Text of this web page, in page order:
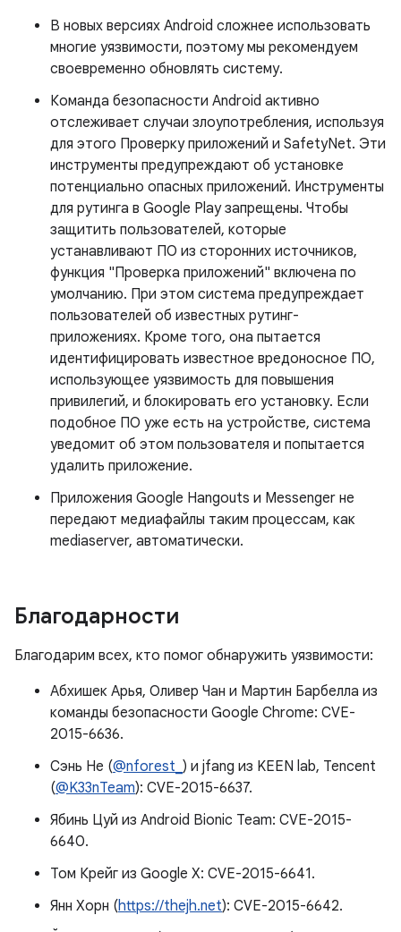
В новых версиях Android сложнее использовать
многие уязвимости, поэтому мы рекомендуем
своевременно обновлять систему.
Команда безопасности Android активно
отслеживает случаи злоупотребления, используя
для этого Проверку приложений и SafetyNet. Эти
инструменты предупреждают об установке
потенциально опасных приложений. Инструменты
для рутинга в Google Play запрещены. Чтобы
защитить пользователей, которые
устанавливают ПО из сторонних источников,
функция "Проверка приложений" включена по
умолчанию. При этом система предупреждает
пользователей об известных рутинг-
приложениях. Кроме того, она пытается
идентифицировать известное вредоносное ПО,
использующее уязвимость для повышения
привилегий, и блокировать его установку. Если
подобное ПО уже есть на устройстве, система
уведомит об этом пользователя и попытается
удалить приложение.
Приложения Google Hangouts и Messenger не
передают медиафайлы таким процессам, как
mediaserver, автоматически.
Благодарности
Благодарим всех, кто помог обнаружить уязвимости:
Абхишек Арья, Оливер Чан и Мартин Барбелла из
команды безопасности Google Chrome: CVE-
2015-6636.
Сэнь Не (@nforest_ ) и jfang из KEEN lab, Tencent
(@K33nTeam): CVE-2015-6637.
Ябинь Цуй из Android Bionic Team: CVE-2015-
6640.
Том Крейг из Google X: CVE-2015-6641.
Янн Хорн (https://thejh.net): CVE-2015-6642.